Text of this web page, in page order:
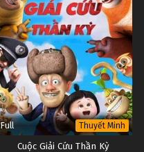
Full Thuyết Minh
Cuộc Giải Cứu Thần Kỳ